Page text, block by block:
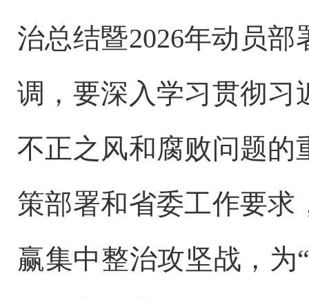
治总结暨2026年动员
调，要深入学习贯彻习
不正之风和腐败问题的
策部署和省委工作要求
赢集中整治攻坚战，为